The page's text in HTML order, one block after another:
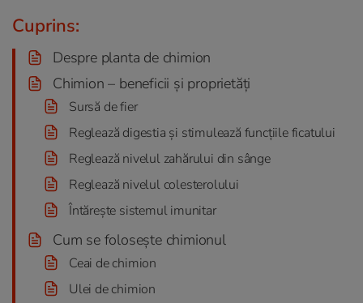
Cuprins:
Despre planta de chimion
Chimion – beneficii și proprietăți
Sursă de fier
Reglează digestia și stimulează funcțiile ficatului
Reglează nivelul zahărului din sânge
Reglează nivelul colesterolului
Întărește sistemul imunitar
Cum se folosește chimionul
Ceai de chimion
Ulei de chimion